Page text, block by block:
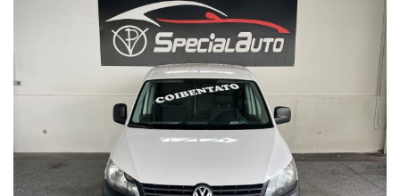
ACQUISTIAMO USATO
SEGUICI SU FACEBOOK